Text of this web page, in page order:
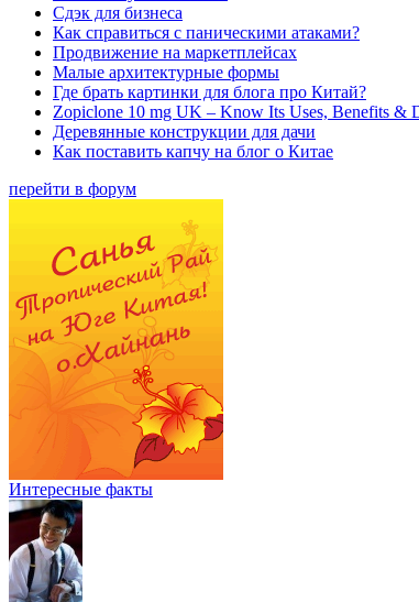
Сдэк для бизнеса
Как справиться с паническими атаками?
Продвижение на маркетплейсах
Малые архитектурные формы
Где брать картинки для блога про Китай?
Zopiclone 10 mg UK – Know Its Uses, Benefits &
Деревянные конструкции для дачи
Как поставить капчу на блог о Китае
перейти в форум
Интересные факты